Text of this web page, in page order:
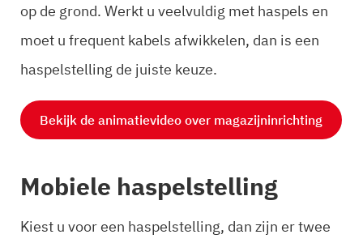
op de grond. Werkt u veelvuldig met haspels en
moet u frequent kabels afwikkelen, dan is een
haspelstelling de juiste keuze.
Bekijk de animatievideo over magazijninrichting
Mobiele haspelstelling
Kiest u voor een haspelstelling, dan zijn er twee